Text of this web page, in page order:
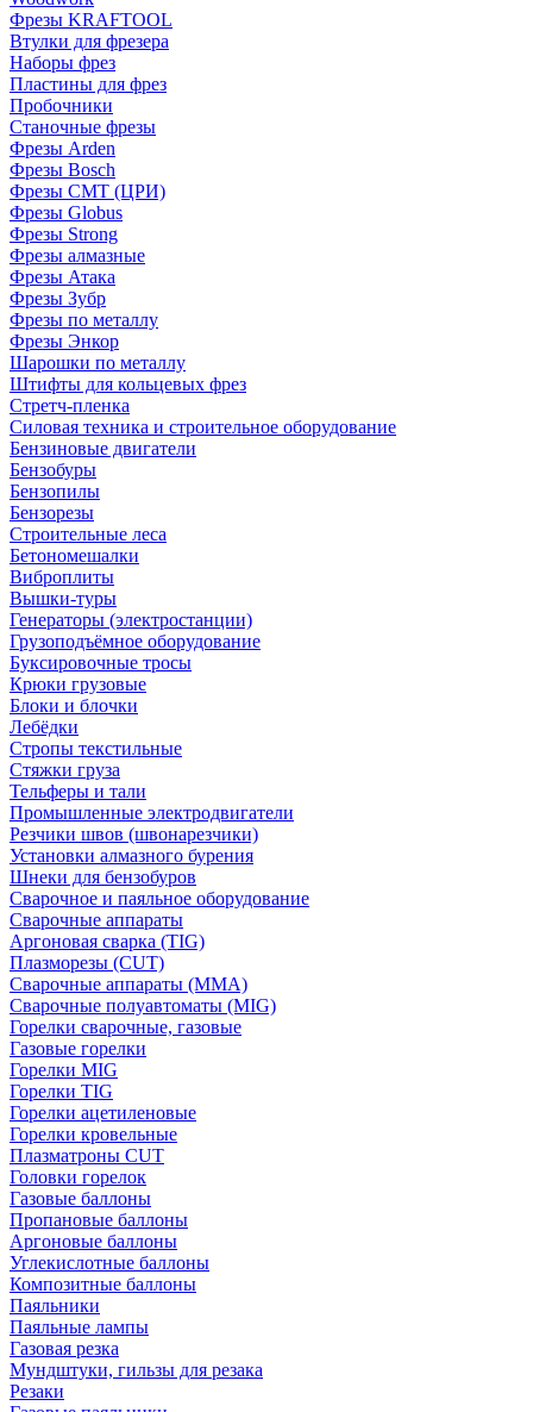
Фрезы KRAFTOOL
Втулки для фрезера
Наборы фрез
Пластины для фрез
Пробочники
Станочные фрезы
Фрезы Arden
Фрезы Bosch
Фрезы CMT (ЦРИ)
Фрезы Globus
Фрезы Strong
Фрезы алмазные
Фрезы Атака
Фрезы Зубр
Фрезы по металлу
Фрезы Энкор
Шарошки по металлу
Штифты для кольцевых фрез
Стретч-пленка
Силовая техника и строительное оборудование
Бензиновые двигатели
Бензобуры
Бензопилы
Бензорезы
Строительные леса
Бетономешалки
Виброплиты
Вышки-туры
Генераторы (электростанции)
Грузоподъёмное оборудование
Буксировочные тросы
Крюки грузовые
Блоки и блочки
Лебёдки
Стропы текстильные
Стяжки груза
Тельферы и тали
Промышленные электродвигатели
Резчики швов (швонарезчики)
Установки алмазного бурения
Шнеки для бензобуров
Сварочное и паяльное оборудование
Сварочные аппараты
Аргоновая сварка (TIG)
Плазморезы (CUT)
Сварочные аппараты (MMA)
Сварочные полуавтоматы (MIG)
Горелки сварочные, газовые
Газовые горелки
Горелки MIG
Горелки TIG
Горелки ацетиленовые
Горелки кровельные
Плазматроны CUT
Головки горелок
Газовые баллоны
Пропановые баллоны
Аргоновые баллоны
Углекислотные баллоны
Композитные баллоны
Паяльники
Паяльные лампы
Газовая резка
Мундштуки, гильзы для резака
Резаки